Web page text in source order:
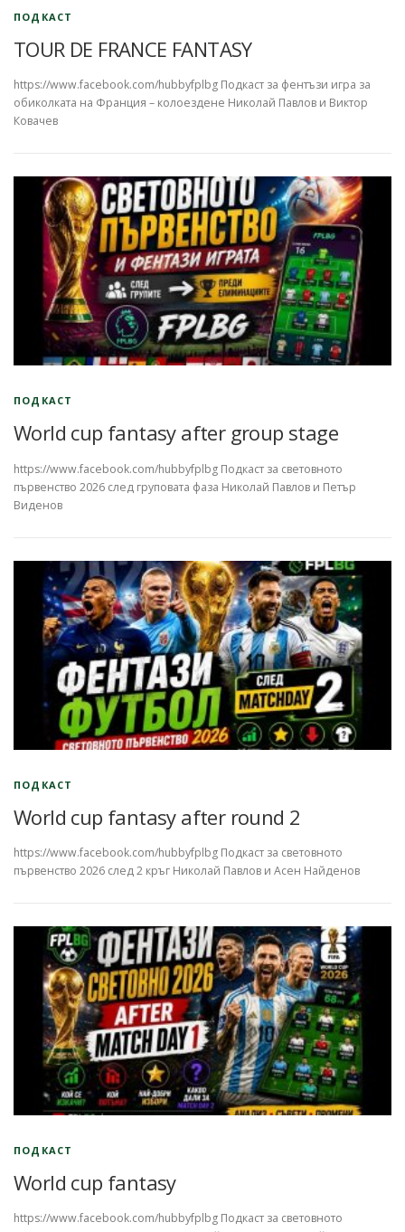
ПОДКАСТ
TOUR DE FRANCE FANTASY
https://www.facebook.com/hubbyfplbg Подкаст за фентъзи игра за
обиколката на Франция – колоездене Николай Павлов и Виктор
Ковачев
ПОДКАСТ
World cup fantasy after group stage
https://www.facebook.com/hubbyfplbg Подкаст за световното
първенство 2026 след груповата фаза Николай Павлов и Петър
Виденов
ПОДКАСТ
World cup fantasy after round 2
https://www.facebook.com/hubbyfplbg Подкаст за световното
първенство 2026 след 2 кръг Николай Павлов и Асен Найденов
ПОДКАСТ
World cup fantasy
https://www.facebook.com/hubbyfplbg Подкаст за световното